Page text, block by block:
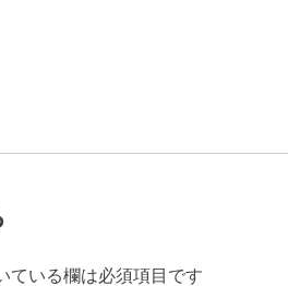
ている欄は必須項目です